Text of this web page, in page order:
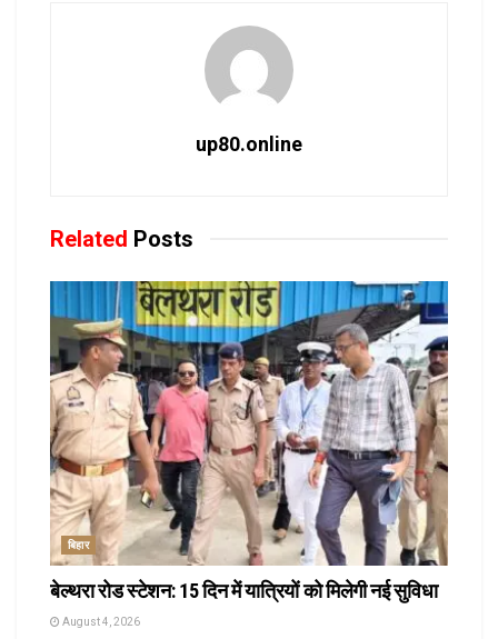
up80.online
Related Posts
बिहार
बेल्थरा रोड स्टेशन: 15 दिन में यात्रियों को मिलेगी नई सुविधा
August 4, 2026